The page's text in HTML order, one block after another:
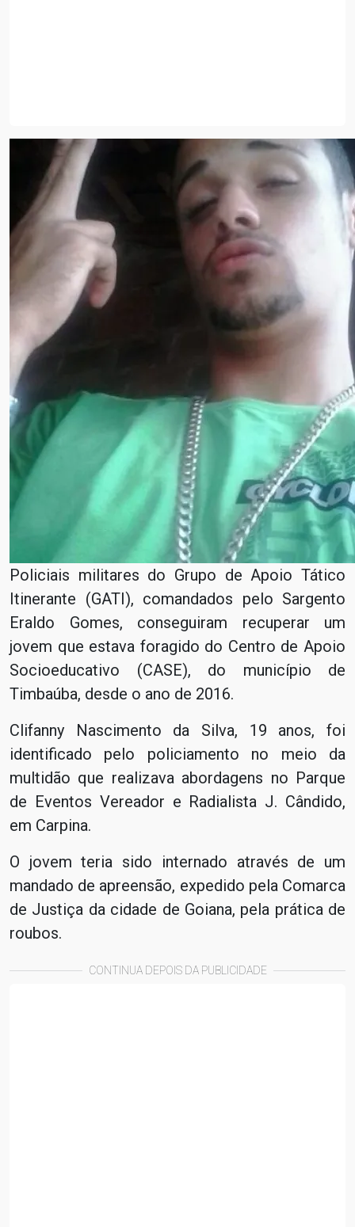
Policiais militares do Grupo de Apoio Tático
Itinerante (GATI), comandados pelo Sargento
Eraldo Gomes, conseguiram recuperar um
jovem que estava foragido do Centro de Apoio
Socioeducativo (CASE), do município de
Timbaúba, desde o ano de 2016.
Clifanny Nascimento da Silva, 19 anos, foi
identificado pelo policiamento no meio da
multidão que realizava abordagens no Parque
de Eventos Vereador e Radialista J. Cândido,
em Carpina.
O jovem teria sido internado através de um
mandado de apreensão, expedido pela Comarca
de Justiça da cidade de Goiana, pela prática de
roubos.
CONTINUA DEPOIS DA PUBLICIDADE